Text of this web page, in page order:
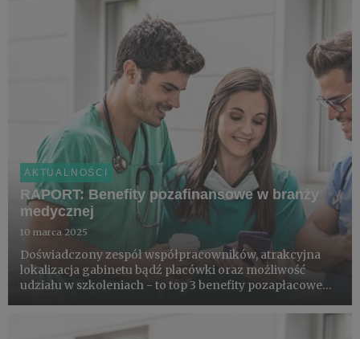
AKTUALNOŚCI
RAPORT: Benefity pozafinansowe w branży
medycznej
10 marca 2025
Doświadczony zespół współpracowników, atrakcyjna
lokalizacja gabinetu bądź placówki oraz możliwość
udziału w szkoleniach - to top 3 benefity pozapłacowe
lekarzy i specjalistów w branży medycznej. Portal
HireDoc.com przeana...